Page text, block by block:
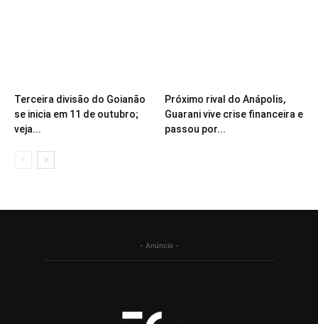
Terceira divisão do Goianão
se inicia em 11 de outubro;
veja...
Próximo rival do Anápolis,
Guarani vive crise financeira e
passou por...
- Anúncio -